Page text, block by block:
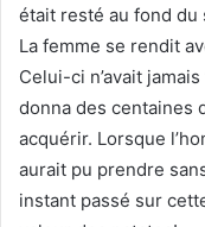
était resté au fond du
La femme se rendit
Celui-ci n’avait
donna des centaines
acquérir. Lorsque
aurait pu prendre
instant passé sur